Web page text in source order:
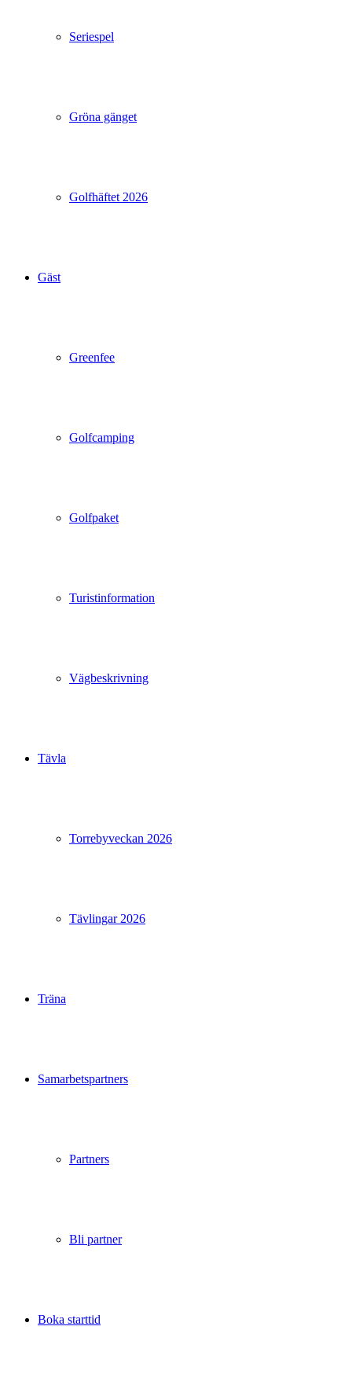
Seriespel
Gröna gänget
Golfhäftet 2026
Gäst
Greenfee
Golfcamping
Golfpaket
Turistinformation
Vägbeskrivning
Tävla
Torrebyveckan 2026
Tävlingar 2026
Träna
Samarbetspartners
Partners
Bli partner
Boka starttid